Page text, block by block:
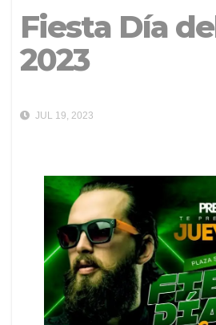
Fiesta Día
2023
JUL 19, 2023